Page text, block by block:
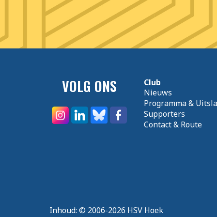
VOLG ONS
Club
Nieuws
Programma &
Supporters
Contact & Route
Inhoud: © 2006-2026 HSV Hoek